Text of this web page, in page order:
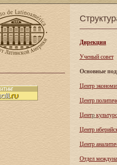
Дирекция
Ученый совет
Основные
Центр
Центр
Центр
Центр
Центр
Отдел